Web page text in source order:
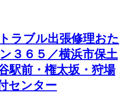
ラブル出張修理おた
３６５／横浜市保土
駅前・権太坂・狩場
センター